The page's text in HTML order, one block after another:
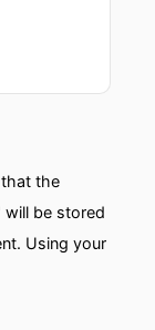
the
will be stored
Using your